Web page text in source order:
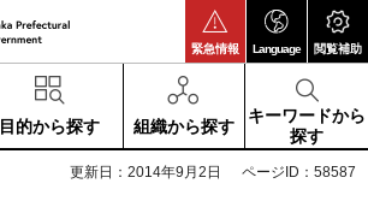
緊急情報 Language 閲覧補助
目的から探す 組織から探す
キーワードから
探す
更新日：2014年9月2日 ページID：58587